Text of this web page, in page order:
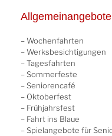
Allgemeinangebote
– Wochenfahrten
– Werksbesichtigungen
– Tagesfahrten
– Sommerfeste
– Seniorencafé
– Oktoberfest
– Frühjahrsfest
– Fahrt ins Blaue
– Spielangebote für